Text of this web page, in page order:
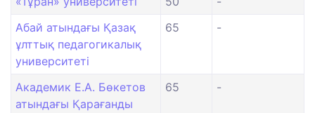
Абай атындағы Қазақ
ұлттық педагогикалық
университеті
65 -
Академик Е.А. Бөкетов
атындағы Қарағанды
65 -